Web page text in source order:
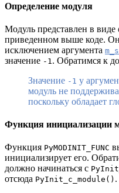
Определение модуля
Модуль представлен в виде
приведенном выше коде.
исключением аргумента
значение -1 . Обратимся к
Значение -1 у
модуль не
поскольку обладает
Функция инициализации
Функция PyMODINIT_FUNC
инициализирует его.
должно начинаться с PyInit_
отсюда PyInit_c_module() .